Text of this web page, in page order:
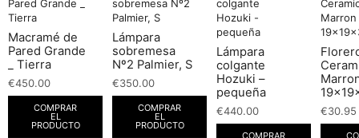
Macramé de
Pared Grande
_ Tierra
€450.00
COMPRAR
EL
PRODUCTO
Lámpara
sobremesa
Nº2 Palmier, S
€350.00
COMPRAR
EL
PRODUCTO
Lámpara
colgante
Hozuki –
pequeña
€440.00
COMPRAR
€30.95